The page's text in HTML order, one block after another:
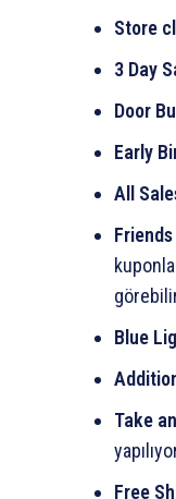
Store
3 Day
Door
Early
All
Blue
Take
Free